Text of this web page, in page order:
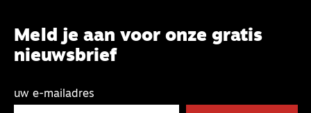
Meld je aan voor onze gratis
nieuwsbrief
uw e-mailadres